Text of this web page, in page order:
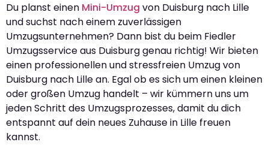
Du planst einen Mini-Umzug von Duisburg nach Lille
und suchst nach einem zuverlässigen
Umzugsunternehmen? Dann bist du beim Fiedler
Umzugsservice aus Duisburg genau richtig! Wir bieten
einen professionellen und stressfreien Umzug von
Duisburg nach Lille an. Egal ob es sich um einen kleinen
oder großen Umzug handelt – wir kümmern uns um
jeden Schritt des Umzugsprozesses, damit du dich
entspannt auf dein neues Zuhause in Lille freuen
kannst.